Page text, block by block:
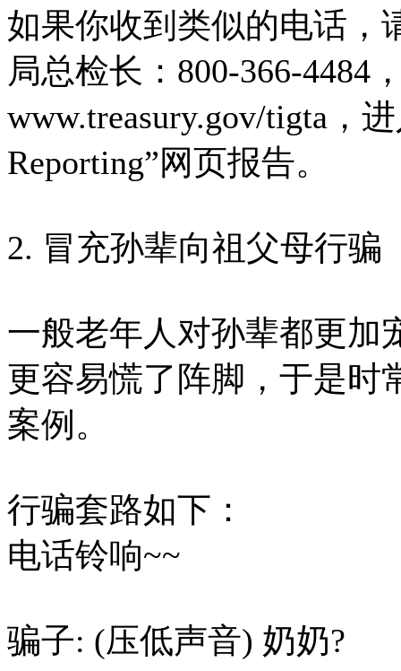
如果你收到类似的电话，
局总检长：800-366-4484
www.treasury.gov/tigta，
Reporting”网页报告。
2. 冒充孙辈向祖父母行骗
一般老年人对孙辈都更加
更容易慌了阵脚，于是时
案例。
行骗套路如下：
电话铃响~~
骗子: (压低声音) 奶奶?